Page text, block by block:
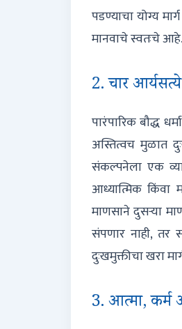
पडण्याचा योग्य
मानवाचे स्वतःचे आहे.
2. चार
पारंपारिक बौद्ध
अस्तित्वच मुळात
संकल्पनेला एक
आध्यात्मिक किंवा
माणसाने दुसऱ्या
संपणार नाही, तर
दुःखमुक्तीचा खरा
3. आत्मा, कर्म